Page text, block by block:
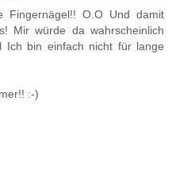
O.O Und damit
Mir würde da wahrscheinlich
Ich bin einfach nicht für lange
:-)